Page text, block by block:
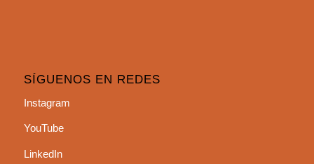
Plataforma Scholaris
MIR Educativo
FP Nicoli
Bachillerato Colegio J.H. Newman